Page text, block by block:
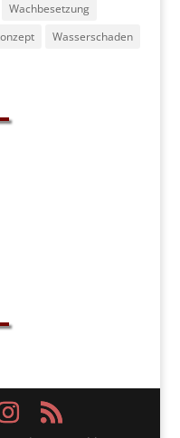
Wachbesetzung
Wasserschaden